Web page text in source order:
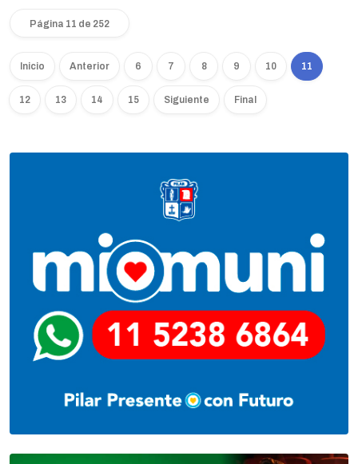
Página 11 de 252
Inicio Anterior 6 7 8 9 10 11
12 13 14 15 Siguiente Final